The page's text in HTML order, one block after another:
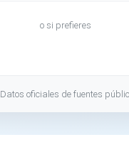
o si prefieres
Datos oficiales de fuentes